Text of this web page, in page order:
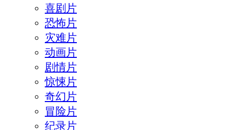
喜剧片
恐怖片
灾难片
动画片
剧情片
惊悚片
奇幻片
冒险片
纪录片